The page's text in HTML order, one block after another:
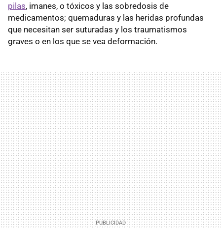
pilas, imanes, o tóxicos y las sobredosis de
medicamentos; quemaduras y las heridas profundas
que necesitan ser suturadas y los traumatismos
graves o en los que se vea deformación.